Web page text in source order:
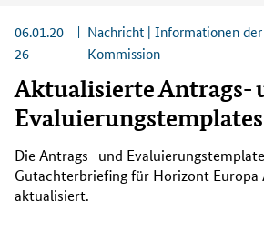
06.01.20
26
Nachricht | Informationen
Kommission
Aktualisierte Antrags-
Evaluierungstemplates
Die Antrags- und Evaluierungs
Gutachterbriefingfür Horizont Europa
aktualisiert.